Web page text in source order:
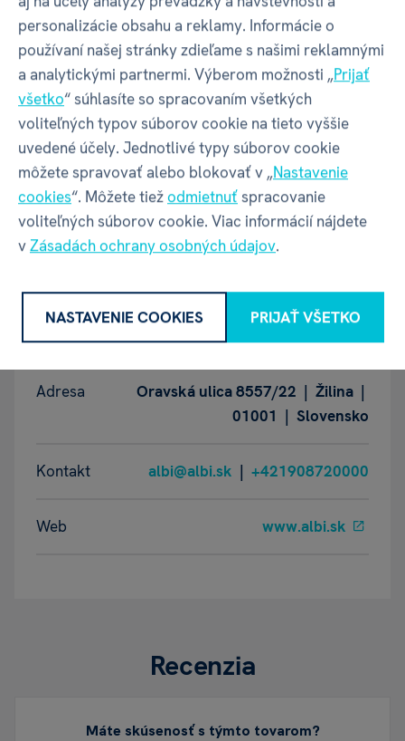
Šírka balenia 158 mm
Hĺbka balenia 113 mm
Výška balenia 130 mm
Váha balenia 727 g
GPSR - Výrobca
Název
Adresa
Oravská ulica 8557/22 | Žilina |
01001 | Slovensko
Kontakt albi@albi.sk | +421908720000
Web www.albi.sk
Recenzia
Máte skúsenosť s týmto tovarom?
personalizácie obsahu a reklamy. Informácie o
používaní našej stránky zdieľame s našimi reklamnými
a analytickými partnermi. Výberom možnosti „Prijať
všetko“ súhlasíte so spracovaním všetkých
voliteľných typov súborov cookie na tieto vyššie
uvedené účely. Jednotlivé typy súborov cookie
môžete spravovať alebo blokovať v „Nastavenie
cookies“. Môžete tiežodmietnuťspracovanie
voliteľných súborov cookie. Viac informácií nájdete
vZásadách ochrany osobných údajov.
NASTAVENIE COOKIES PRIJAŤ VŠETKO